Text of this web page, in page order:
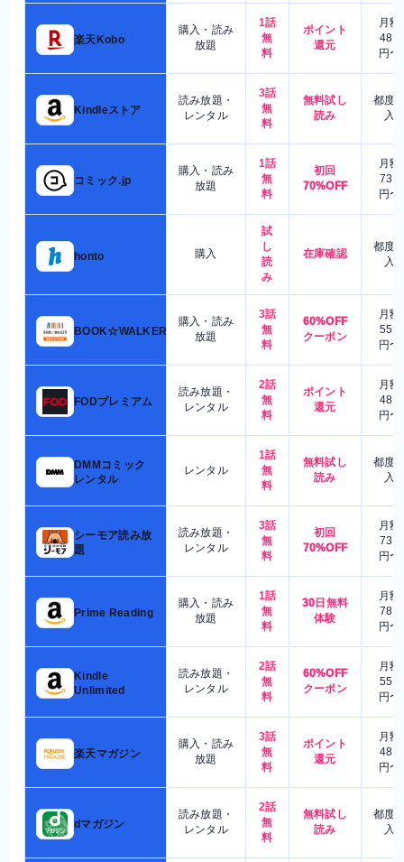
楽天Kobo
購入・読み
放題
1話
無
料
ポイント
還元
月額
480
円〜
Kindleストア
読み放題・
レンタル
3話
無
料
無料試し
読み
都度
入
コミック.jp
購入・読み
放題
1話
無
料
初回
70%OFF
月額
730
円〜
honto 購入
試
し
読
み
在庫確認
都度
入
BOOK☆WALKER
購入・読み
放題
3話
無
料
60%OFF
クーポン
月額
550
円〜
FODプレミアム
読み放題・
レンタル
2話
無
料
ポイント
還元
月額
480
円〜
DMMコミック
レンタル
レンタル
1話
無
料
無料試し
読み
都度
入
シーモア読み放
題
読み放題・
レンタル
3話
無
料
初回
70%OFF
月額
730
円〜
Prime Reading
購入・読み
放題
1話
無
料
30日無料
体験
月額
780
円〜
Kindle
Unlimited
読み放題・
レンタル
2話
無
料
60%OFF
クーポン
月額
550
円〜
楽天マガジン
購入・読み
放題
3話
無
料
ポイント
還元
月額
480
円〜
dマガジン
読み放題・
レンタル
2話
無
料
無料試し
読み
都度
入